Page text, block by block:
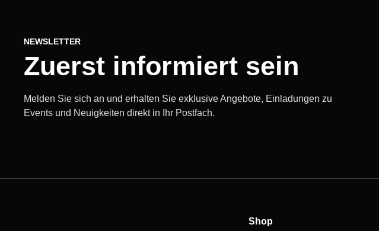
NEWSLETTER
Zuerst informiert sein
Melden Sie sich an und erhalten Sie exklusive Angebote, Einladungen zu
Events und Neuigkeiten direkt in Ihr Postfach.
Shop